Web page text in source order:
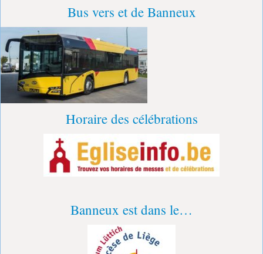
Bus vers et de Banneux
Horaire des célébrations
Banneux est dans le…